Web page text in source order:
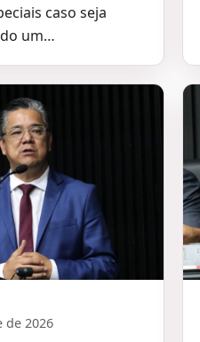
caso seja
um…
de 2026